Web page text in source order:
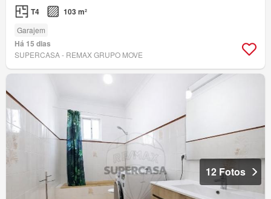
T4 103 m²
Garajem
Há 15 dias
SUPERCASA - REMAX GRUPO MOVE
12 Fotos